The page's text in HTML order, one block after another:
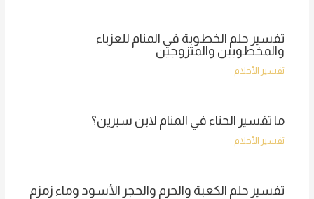
تفسير حلم الخطوبة في المنام للعزباء
والمخطوبين والمتزوجين
تفسير الأحلام
ما تفسير الحناء في المنام لابن سيرين؟
تفسير الأحلام
تفسير حلم الكعبة والحرم والحجر الأسود وماء زمزم